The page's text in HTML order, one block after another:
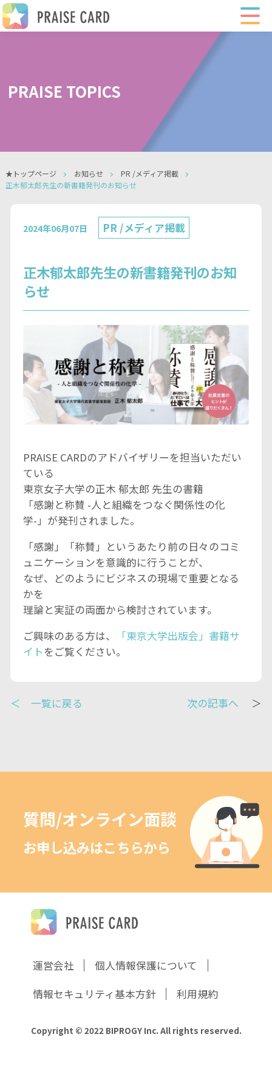
PRAISE TOPICS
★トップページ お知らせ
PR /メディア掲載
正木郁太郎先生の新書籍発刊のお知らせ
2024年06月07日 PR /メディア掲載
正木郁太郎先生の新書籍発刊のお知
らせ
PRAISE CARDのアドバイザリーを担当いただい
ている
東京女子大学の正木 郁太郎 先生の書籍
「感謝と称賛 -人と組織をつなぐ関係性の化
学-」が発刊されました。
「感謝」「称賛」というあたり前の日々のコミ
ュニケーションを意識的に行うことが、
なぜ、どのようにビジネスの現場で重要となる
かを
理論と実証の両面から検討されています。
ご興味のある方は、
「東京大学出版会」書籍サ
イト をご覧ください。
＜ 一覧に戻る 次の記事へ ＞
質問/オンライン面談
お申し込みはこちらから
運営会社
個人情報保護について
情報セキュリティ基本方針
利用規約
Copyright © 2022 BIPROGY Inc. All rights reserved.